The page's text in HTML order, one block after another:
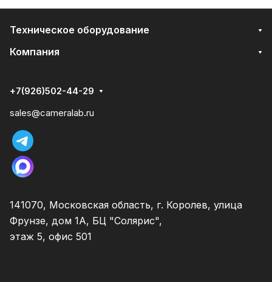
Техническое оборудование
Компания
+7(926)502-44-29
sales@cameralab.ru
141070, Московская область, г. Королев, улица
Фрунзе, дом 1А, БЦ "Солярис",
этаж 5, офис 501